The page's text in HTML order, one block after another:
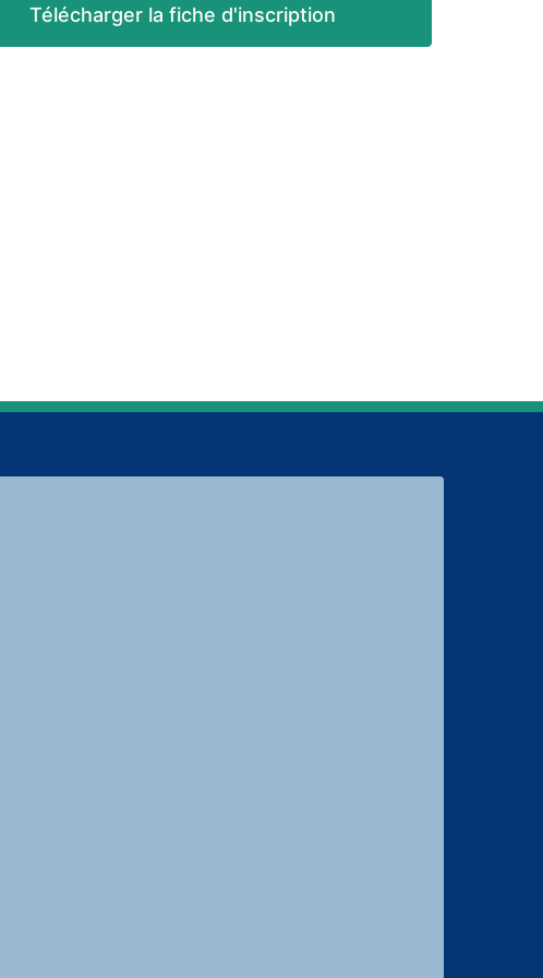
Télécharger la fiche d'inscription